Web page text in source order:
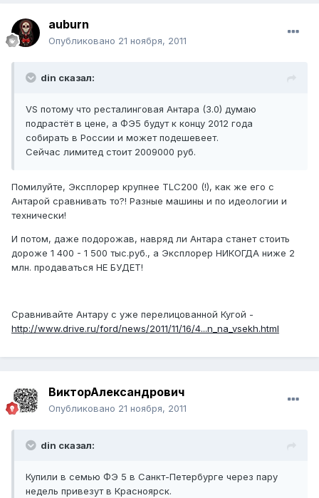
auburn
Опубликовано 21 ноября, 2011
din сказал:
VS потому что ресталинговая Антара (3.0) думаю
подрастёт в цене, а ФЭ5 будут к концу 2012 года
собирать в России и может подешевеет.
Сейчас лимитед стоит 2009000 руб.
Помилуйте, Эксплорер крупнее TLC200 (!), как же его с
Антарой сравнивать то?! Разные машины и по идеологии и
технически!
И потом, даже подорожав, навряд ли Антара станет стоить
дороже 1 400 - 1 500 тыс.руб., а Эксплорер НИКОГДА ниже 2
млн. продаваться НЕ БУДЕТ!
Сравнивайте Антару с уже перелицованной Кугой -
http://www.drive.ru/ford/news/2011/11/16/4...n_na_vsekh.html
ВикторАлександрович
Опубликовано 21 ноября, 2011
din сказал:
Купили в семью ФЭ 5 в Санкт-Петербурге через пару
недель привезут в Красноярск.